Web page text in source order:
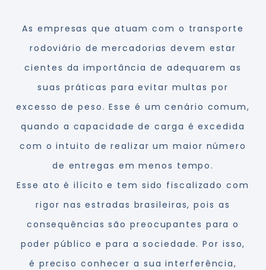
As empresas que atuam com o transporte
rodoviário de mercadorias devem estar
cientes da importância de adequarem as
suas práticas para evitar multas por
excesso de peso. Esse é um cenário comum,
quando a capacidade de carga é excedida
com o intuito de realizar um maior número
de entregas em menos tempo.
Esse ato é ilícito e tem sido fiscalizado com
rigor nas estradas brasileiras, pois as
consequências são preocupantes para o
poder público e para a sociedade. Por isso,
é preciso conhecer a sua interferência,